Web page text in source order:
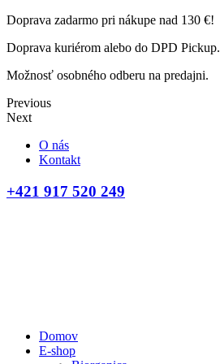
Doprava zadarmo pri nákupe nad 130 €!
Doprava kuriérom alebo do DPD Pickup.
Možnosť osobného odberu na predajni.
Previous
Next
O nás
Kontakt
+421 917 520 249
Domov
E-shop